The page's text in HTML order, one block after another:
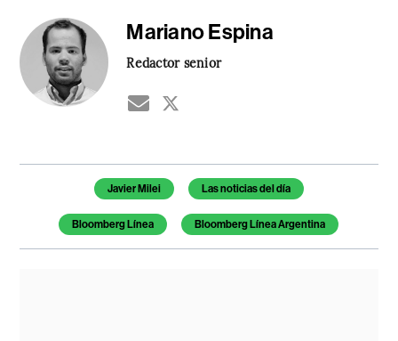
Mariano Espina
Redactor senior
Temas de este artículo
Javier Milei Las noticias del día
Bloomberg Línea Bloomberg Línea Argentina